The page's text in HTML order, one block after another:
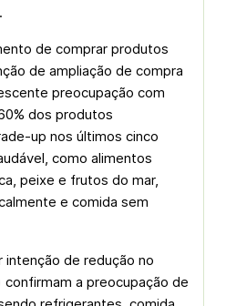
de comprar produtos
de ampliação de compra
preocupação com
dos produtos
up nos últimos cinco
como alimentos
peixe e frutos do mar,
e comida sem
de redução no
a preocupação de